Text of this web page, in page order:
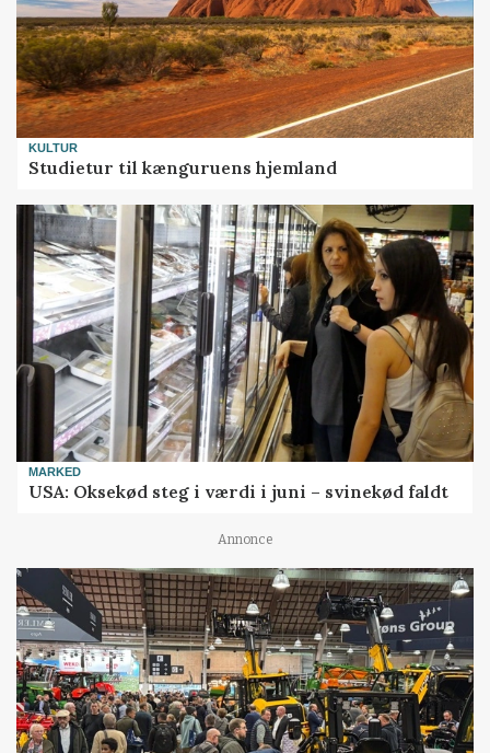
KULTUR
Studietur til kænguruens hjemland
MARKED
USA: Oksekød steg i værdi i juni – svinekød faldt
Annonce